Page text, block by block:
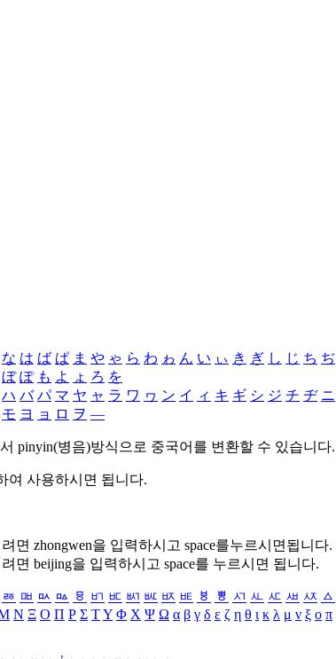
な は ば ぱ ま や ゃ ら わ ゎ ん い ぃ き ぎ し じ ち ぢ
ぼ ぽ も よ ょ ろ を
ハ バ パ マ ヤ ャ ラ ワ ヮ ン イ ィ キ ギ シ ジ チ ヂ ニ
モ ヨ ョ ロ ヲ ―
pinyin(병음)방식으로 중국어를 변환할 수 있습니다.
여 사용하시면 됩니다.
면 zhongwen을 입력하시고 space를누르시면됩니다.
면 beijing을 입력하시고 space를 누르시면 됩니다.
ㅭ ㅮ ㅯ ㅰ ㅱ ㅲ ㅳ ㅴ ㅵ ㅶ ㅷ ㅸ ㅹ ㅺ ㅻ ㅼ ㅽ ㅾ ㅿ
Ν Ξ Ο Π Ρ Σ ΤΥ Φ Χ Ψ Ω α β γ δ ε ζ η θ ι κ λ μ ν ξ ο π